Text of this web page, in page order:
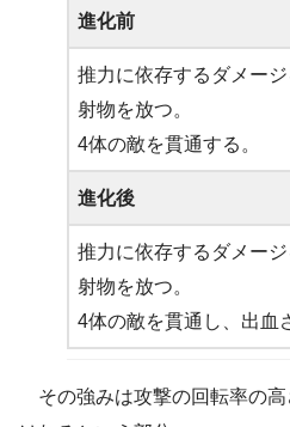
進化前
推力に依存するダメー
射物を放つ。
4体の敵を貫通する。
進化後
推力に依存するダメー
射物を放つ。
4体の敵を貫通し、出血
その強みは攻撃の回転率の